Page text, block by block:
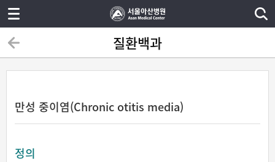
질환백과
만성 중이염(Chronic otitis media)
정의